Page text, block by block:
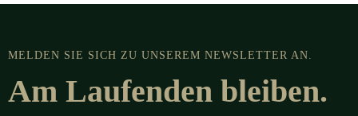
MELDEN SIE SICH ZU UNSEREM NEWSLETTER AN.
Am Laufenden bleiben.